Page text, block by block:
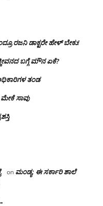
ರಜನಿ ಡಾಕ್ಟರೇ ಹೇಳ್ ಬೇಕು!
ಬಗ್ಗೆ ಮೌನ ಏಕೆ?
ತಂಡ
ಸಾವು
on ಮಂಡ್ಯ: ಈ ಸರ್ಕಾರಿ ಶಾಲೆ